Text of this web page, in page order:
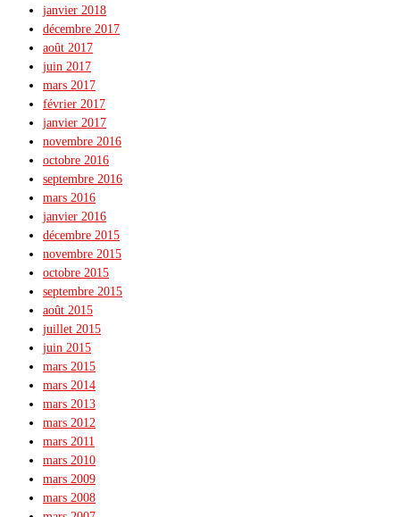
janvier 2018
décembre 2017
août 2017
juin 2017
mars 2017
février 2017
janvier 2017
novembre 2016
octobre 2016
septembre 2016
mars 2016
janvier 2016
décembre 2015
novembre 2015
octobre 2015
septembre 2015
août 2015
juillet 2015
juin 2015
mars 2015
mars 2014
mars 2013
mars 2012
mars 2011
mars 2010
mars 2009
mars 2008